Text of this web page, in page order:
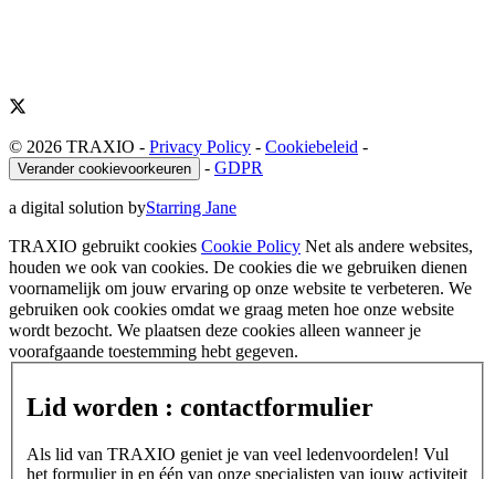
© 2026 TRAXIO - Privacy Policy - Cookiebeleid -
Verander cookievoorkeuren - GDPR
a digital solution byStarring Jane
TRAXIO gebruikt cookies Cookie Policy Net als andere websites,
houden we ook van cookies. De cookies die we gebruiken dienen
voornamelijk om jouw ervaring op onze website te verbeteren. We
gebruiken ook cookies omdat we graag meten hoe onze website
wordt bezocht. We plaatsen deze cookies alleen wanneer je
voorafgaande toestemming hebt gegeven.
Lid worden : contactformulier
Als lid van TRAXIO geniet je van veel ledenvoordelen! Vul
het formulier in en één van onze specialisten van jouw activiteit